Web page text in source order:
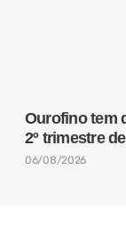
Ourofino tem
2º trimestre
06/08/2026